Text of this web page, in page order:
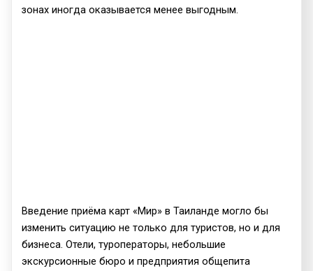
зонах иногда оказывается менее выгодным.
Введение приёма карт «Мир» в Таиланде могло бы
изменить ситуацию не только для туристов, но и для
бизнеса. Отели, туроператоры, небольшие
экскурсионные бюро и предприятия общепита